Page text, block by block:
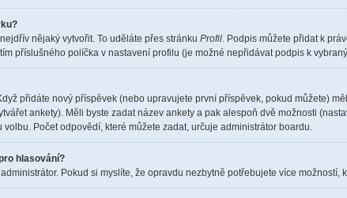
nějaký vytvořit. To uděláte přes stránku Profil. Podpis můžete přidat k
příslušného políčka v nastavení profilu (je možné nepřidávat podpis k
přidáte nový příspěvek (nebo upravujete první příspěvek, pokud můžete)
ankety). Měli byste zadat název ankety a pak alespoň dvě možnosti
Počet odpovědí, které můžete zadat, určuje administrátor boardu.
hlasování?
Pokud si myslíte, že opravdu nezbytně potřebujete více